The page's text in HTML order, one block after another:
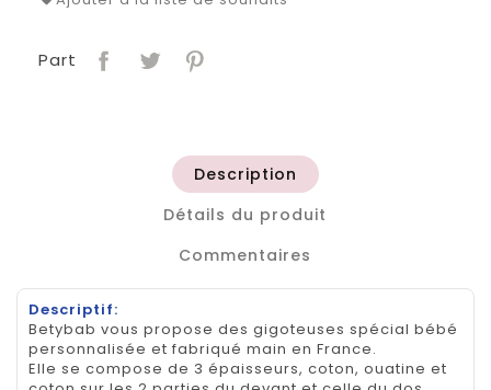
Part
Description
Détails du produit
Commentaires
Descriptif:
Betybab vous propose des gigoteuses spécial bébé
personnalisée et fabriqué main en France.
Elle se compose de 3 épaisseurs, coton, ouatine et